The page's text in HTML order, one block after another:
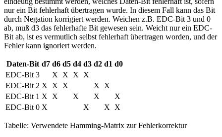
nur ein Bit fehlerhaft übertragen wurde. In diesem Fall kann das Bit
durch Negation korrigiert werden. Weichen z.B. EDC-Bit 3 und 0
ab, muß d3 das fehlerhafte Bit gewesen sein. Weicht nur ein EDC-
Bit ab, ist es vermutlich selbst fehlerhaft übertragen worden, und der
Fehler kann ignoriert werden.
Daten-Bit d7 d6 d5 d4 d3 d2 d1 d0
EDC-Bit 3
X X X
X
EDC-Bit 2 X X X X
X
EDC-Bit 1 X X X X
X
EDC-Bit 0 X X X X
Tabelle: Verwendete Hamming-Matrix zur Fehlerkorrektur